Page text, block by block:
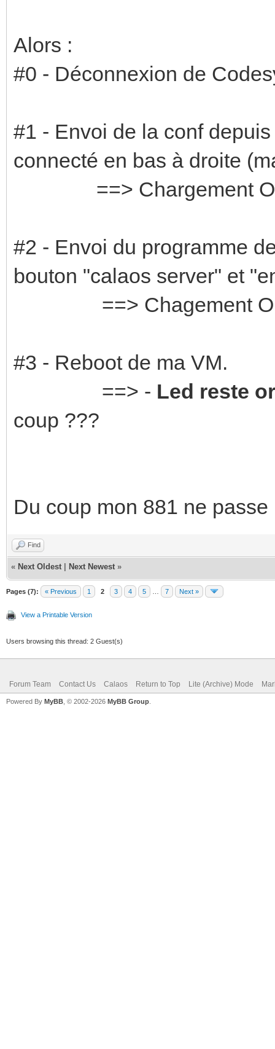
Alors :
#0 - Déconnexion de
#1 - Envoi de la conf
connecté en bas à droite
==> Chargement
#2 - Envoi du programme
bouton "calaos server" et
==> Chagement
#3 - Reboot de ma VM.
==> - Led reste
coup ???
Du coup mon 881 ne
Find
« Next Oldest Next Newest »
Pages (7): « Previous 1 2 3 4 5 7 Next »
View a Printable Version
Users browsing this thread: 2 Guest(s)
Forum Team Contact Us Calaos Return to Top Lite (Archive) Mode
Powered By MyBB , © 2002-2026 MyBB Group